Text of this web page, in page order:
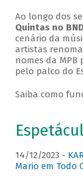
Ao longo dos
Quintas no
cenário da
artistas
nomes da MPB
pelo palco do
Saiba como
14/12/2023 -
Mario em Todo